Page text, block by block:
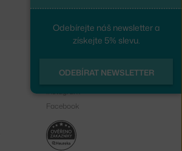
Odebírejte náš newsletter a
získejte 5% slevu.
ODEBÍRAT NEWSLETTER
Sledujte nás
Instagram
Facebook